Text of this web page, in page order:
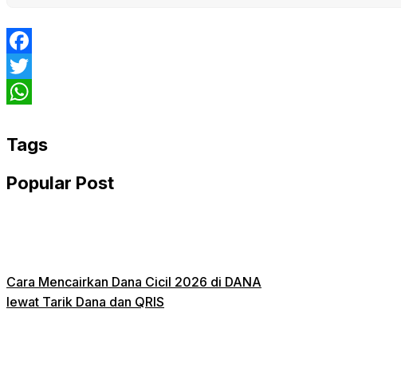
Facebook
Twitter
Tags
Popular Post
Cara Mencairkan Dana Cicil 2026 di DANA
lewat Tarik Dana dan QRIS